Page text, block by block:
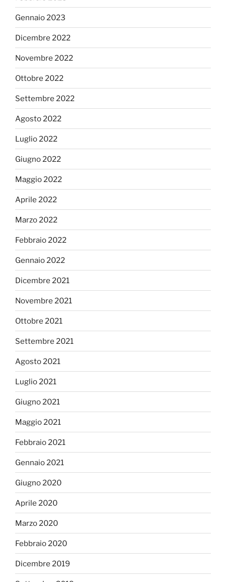
Gennaio 2023
Dicembre 2022
Novembre 2022
Ottobre 2022
Settembre 2022
Agosto 2022
Luglio 2022
Giugno 2022
Maggio 2022
Aprile 2022
Marzo 2022
Febbraio 2022
Gennaio 2022
Dicembre 2021
Novembre 2021
Ottobre 2021
Settembre 2021
Agosto 2021
Luglio 2021
Giugno 2021
Maggio 2021
Febbraio 2021
Gennaio 2021
Giugno 2020
Aprile 2020
Marzo 2020
Febbraio 2020
Dicembre 2019